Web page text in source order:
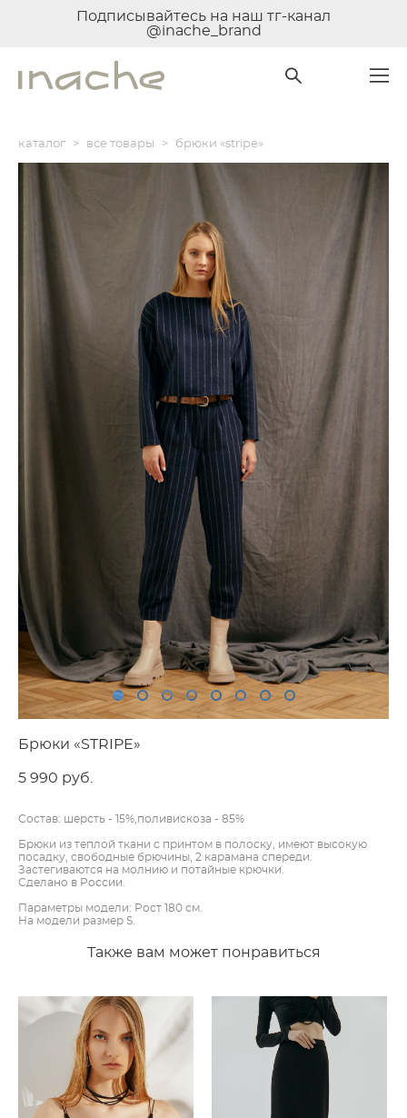
Подписывайтесь на наш тг-канал
@inache_brand
каталог > все товары > брюки «stripe»
Брюки «STRIPE»
5 990 pуб.
Состав: шерсть - 15%,поливискоза - 85%
Брюки из теплой ткани с принтом в полоску, имеют высокую
посадку, свободные брючины, 2 карамана спереди.
Застегиваются на молнию и потайные крючки.
Сделано в России.
Параметры модели: Рост 180 см.
На модели размер S.
Также вам может понравиться